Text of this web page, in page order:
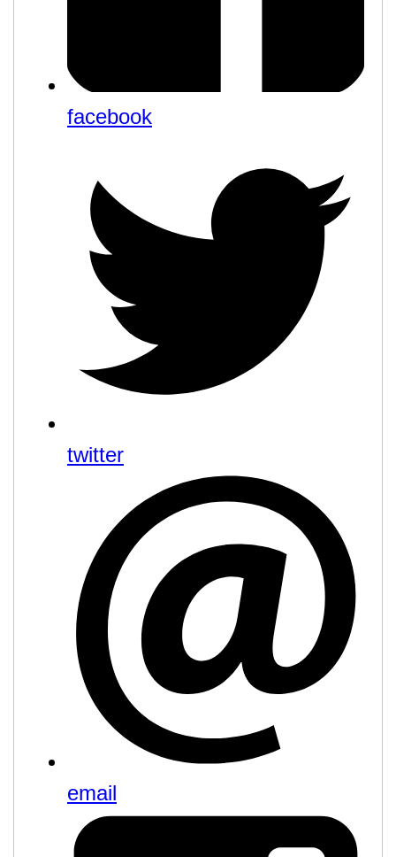
facebook
twitter
email